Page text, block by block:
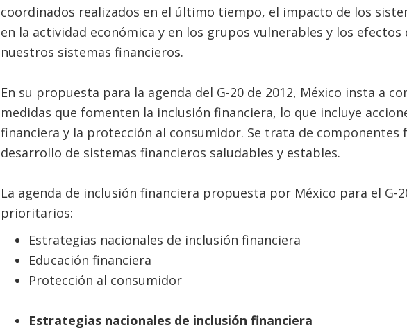
coordinados realizados en el último tiempo, el impacto de los
en la actividad económica y en los grupos vulnerables y los efectos
nuestros sistemas financieros.
En su propuesta para la agenda del G-20 de 2012, México insta a
medidas que fomenten la inclusión financiera, lo que incluye
financiera y la protección al consumidor. Se trata de componentes
desarrollo de sistemas financieros saludables y estables.
La agenda de inclusión financiera propuesta por México para el G-
prioritarios:
Estrategias nacionales de inclusión financiera
Educación financiera
Protección al consumidor
Estrategias nacionales de inclusión financiera